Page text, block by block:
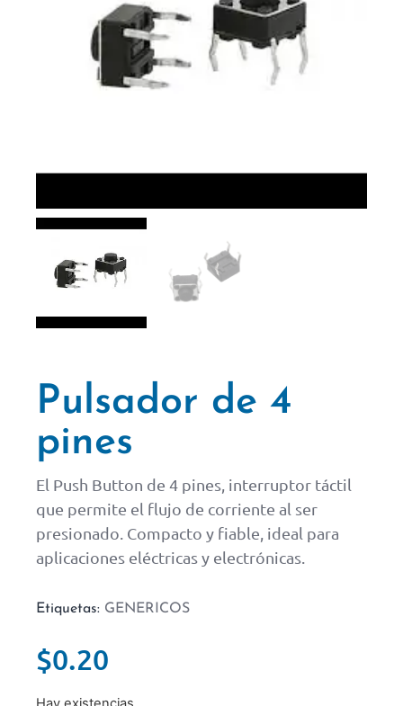
Pulsador de 4
pines
El Push Button de 4 pines, interruptor táctil
que permite el flujo de corriente al ser
presionado. Compacto y fiable, ideal para
aplicaciones eléctricas y electrónicas.
Etiquetas: GENERICOS
$0.20